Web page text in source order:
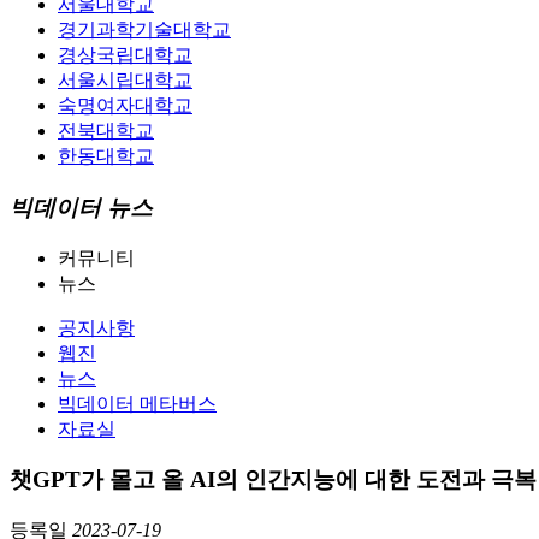
서울대학교
경기과학기술대학교
경상국립대학교
서울시립대학교
숙명여자대학교
전북대학교
한동대학교
빅데이터 뉴스
커뮤니티
뉴스
공지사항
웹진
뉴스
빅데이터 메타버스
자료실
챗GPT가 몰고 올 AI의 인간지능에 대한 도전과 극
등록일 2023-07-19